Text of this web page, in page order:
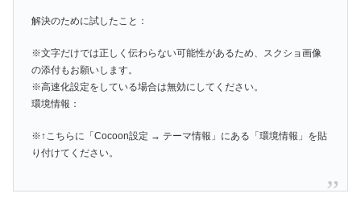
解決のために試したこと：
※文字だけでは正しく伝わらない可能性があるため、スクショ画像
の添付もお願いします。
※高速化設定をしている場合は無効にしてください。
環境情報：
※↑こちらに「Cocoon設定 → テーマ情報」にある「環境情報」を貼
り付けてください。